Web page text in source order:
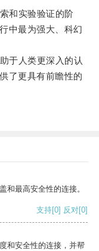
和实验验证的阶
中最为强大、科幻
于人类更深入的认
了更具有前瞻性的
和最高安全性的连接。
支持[0] 反对[0]
和安全性的连接，并帮